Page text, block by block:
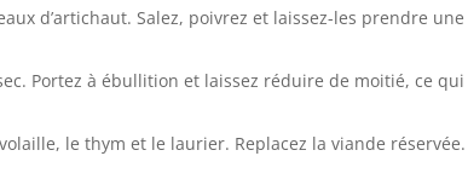
d’artichaut. Salez, poivrez et laissez-les prendre
Portez à ébullition et laissez réduire de moitié, ce
le thym et le laurier. Replacez la viande